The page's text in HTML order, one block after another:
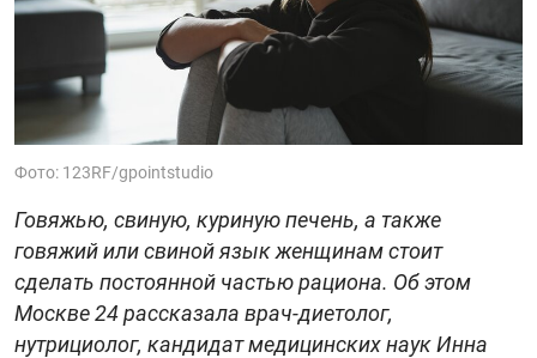
Фото: 123RF/gpointstudio
Говяжью, свиную, куриную печень, а также
говяжий или свиной язык женщинам стоит
сделать постоянной частью рациона. Об этом
Москве 24 рассказала врач-диетолог,
нутрициолог, кандидат медицинских наук Инна